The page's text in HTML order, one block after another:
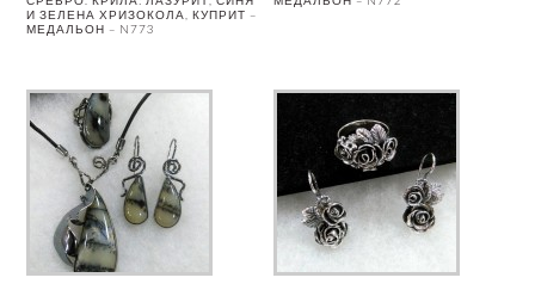
И ЗЕЛЕНА ХРИЗОКОЛА, КУПРИТ –
МЕДАЛЬОН – N773